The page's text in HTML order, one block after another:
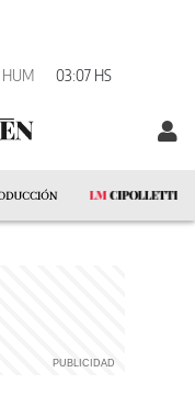
HUM 03:07 HS